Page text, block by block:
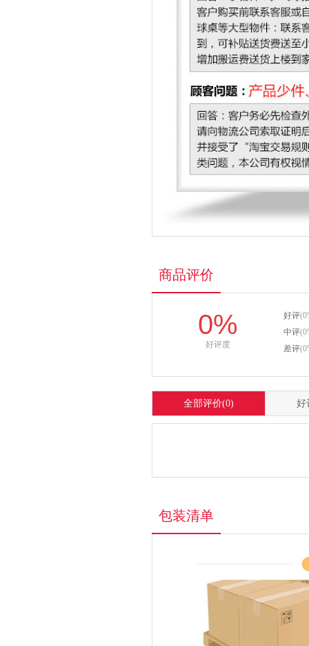
商品评价
0%
好评度
好评
中评
差评
全部评价(0) 好
包装清单